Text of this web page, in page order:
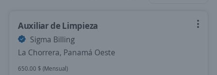
Auxiliar de Limpieza
Sigma Billing
La Chorrera, Panamá Oeste
650.00 $ (Mensual)